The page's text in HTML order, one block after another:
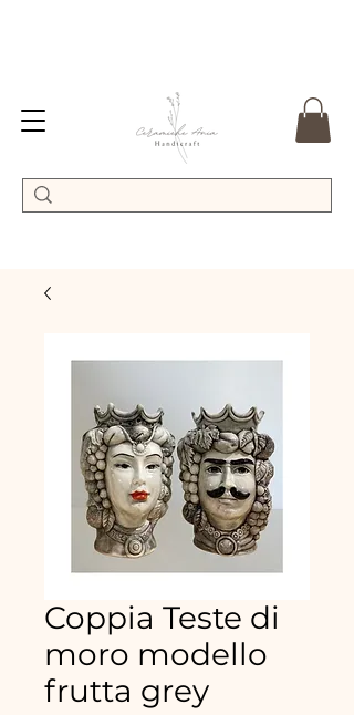
Coppia Teste di
moro modello
frutta grey